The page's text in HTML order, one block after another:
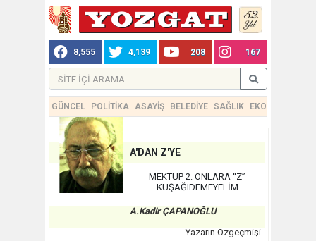
8,555 4,139 208 167
GÜNCEL POLİTİKA ASAYİŞ BELEDİYE SAĞLIK EKONOMİ
A'DAN Z'YE
MEKTUP 2: ONLARA “Z”
KUŞAĞIDEMEYELİM
A.Kadir ÇAPANOĞLU
Yazarın Özgeçmişi